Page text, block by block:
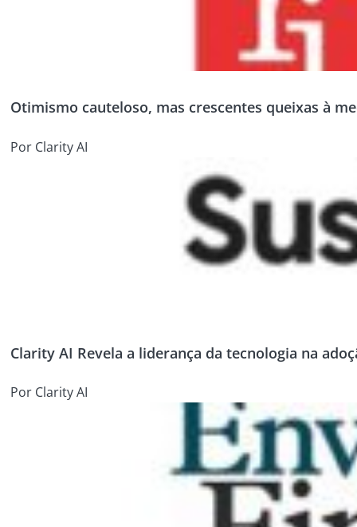
Otimismo cauteloso, mas crescentes queixas à
Por Clarity AI
Clarity AI Revela a liderança da tecnologia na
Por Clarity AI